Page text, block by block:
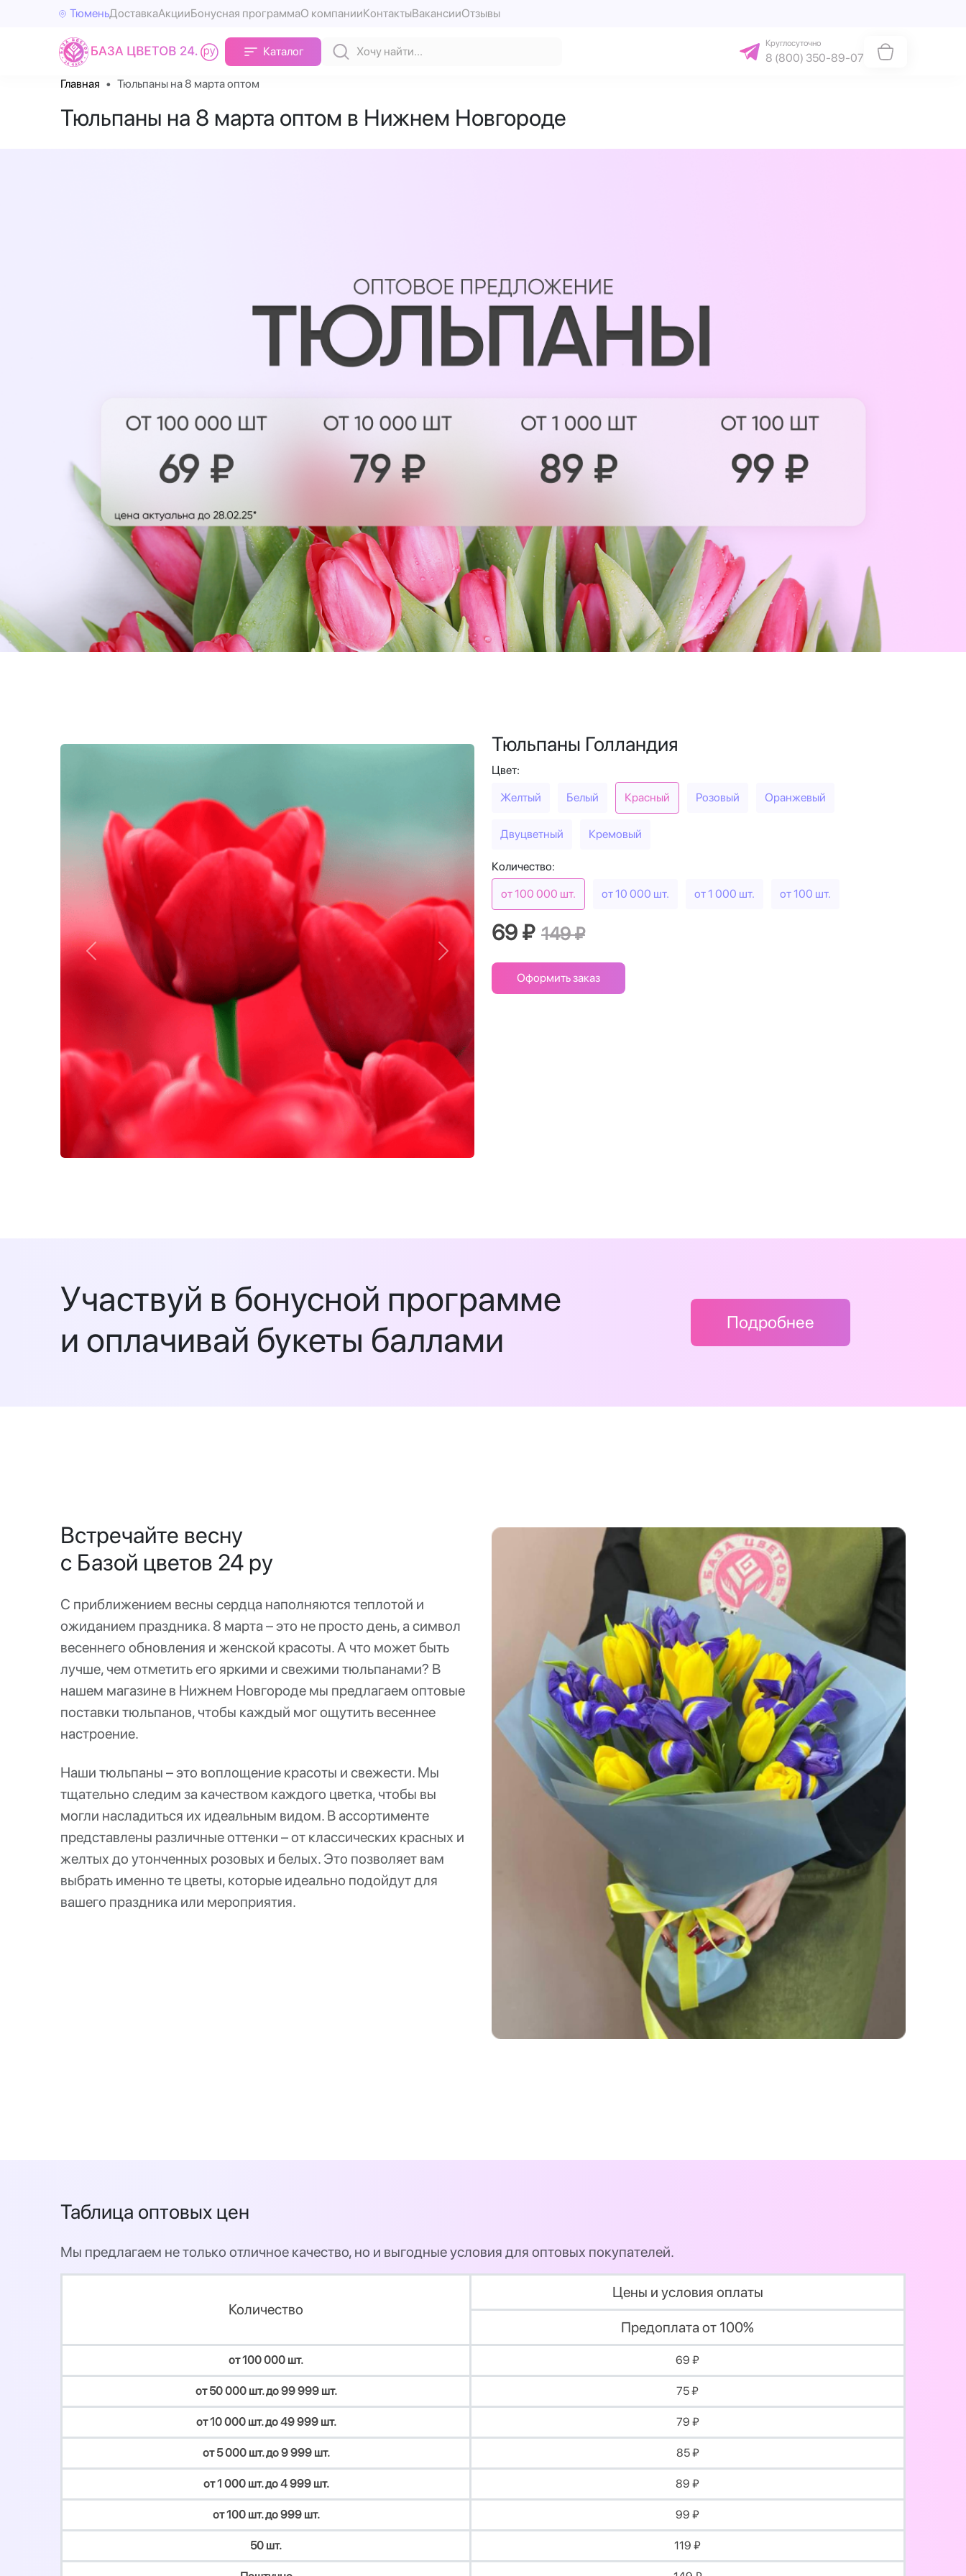
ТюменьДоставкаАкцииБонусная программаО компанииКонтактыВакансииОтзывы
Каталог
Круглосуточно
8 (800) 350-89-07
Главная
Тюльпаны на 8 марта оптом
Тюльпаны на 8 марта оптом в Нижнем Новгороде
Previous Next
Тюльпаны Голландия
Цвет:
Желтый
Белый Красный Розовый Оранжевый
Двуцветный Кремовый
Количество:
от 100 000 шт.
от 10 000 шт. от 1 000 шт. от 100 шт.
69 ₽ 149 ₽
Оформить заказ
Участвуй в бонусной программе
и оплачивай букеты баллами
Подробнее
Встречайте весну
с Базой цветов 24 ру
С приближением весны сердца наполняются теплотой и
ожиданием праздника. 8 марта – это не просто день, а символ
весеннего обновления и женской красоты. А что может быть
лучше, чем отметить его яркими и свежими тюльпанами? В
нашем магазине в Нижнем Новгороде мы предлагаем оптовые
поставки тюльпанов, чтобы каждый мог ощутить весеннее
настроение.
Наши тюльпаны – это воплощение красоты и свежести. Мы
тщательно следим за качеством каждого цветка, чтобы вы
могли насладиться их идеальным видом. В ассортименте
представлены различные оттенки – от классических красных и
желтых до утонченных розовых и белых. Это позволяет вам
выбрать именно те цветы, которые идеально подойдут для
вашего праздника или мероприятия.
Таблица оптовых цен
Мы предлагаем не только отличное качество, но и выгодные условия для оптовых покупателей.
Количество
Цены и условия оплаты
Предоплата от 100%
от 100 000 шт. 69 ₽
от 50 000 шт. до 99 999 шт. 75 ₽
от 10 000 шт. до 49 999 шт. 79 ₽
от 5 000 шт. до 9 999 шт. 85 ₽
от 1 000 шт. до 4 999 шт. 89 ₽
от 100 шт. до 999 шт. 99 ₽
50 шт. 119 ₽